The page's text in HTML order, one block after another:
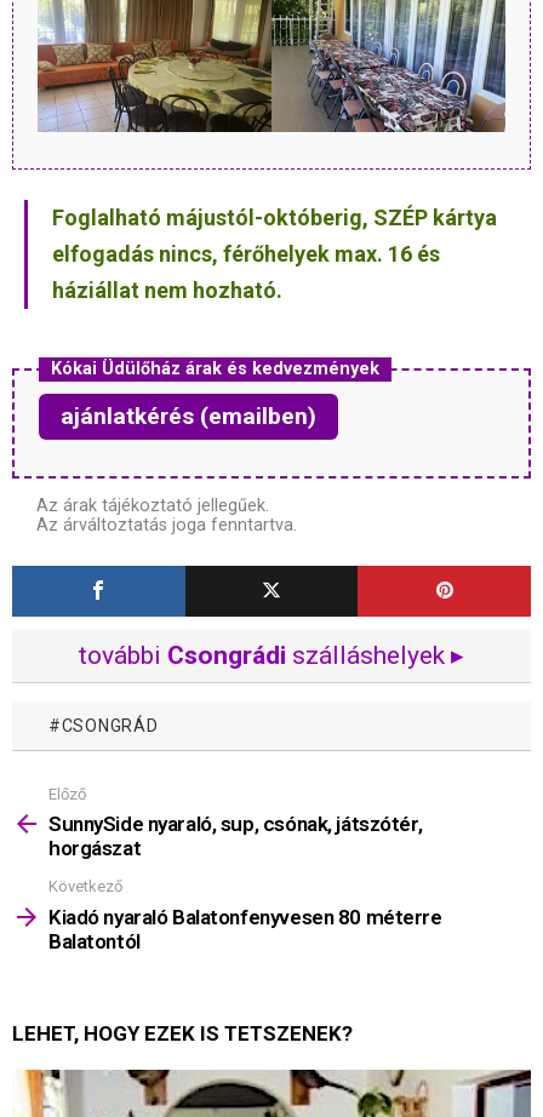
Foglalható májustól-októberig, SZÉP kártya
elfogadás nincs, férőhelyek max. 16 és
háziállat nem hozható.
Kókai Üdülőház árak és kedvezmények
ajánlatkérés (emailben)
Az árak tájékoztató jellegűek.
Az árváltoztatás joga fenntartva.
további Csongrádi szálláshelyek ▸
CSONGRÁD
Mutass
többet
Előző
SunnySide nyaraló, sup, csónak, játszótér,
horgászat
Következő
Kiadó nyaraló Balatonfenyvesen 80 méterre
Balatontól
LEHET, HOGY EZEK IS TETSZENEK?